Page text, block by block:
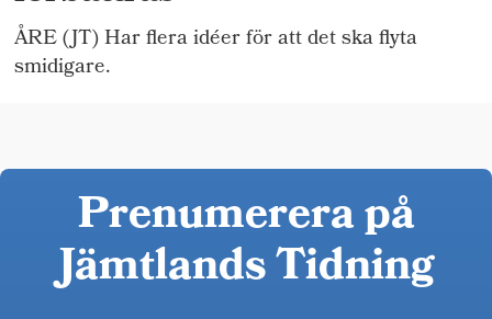
ÅRE (JT) Har flera idéer för att det ska flyta
smidigare.
Prenumerera på
Jämtlands Tidning